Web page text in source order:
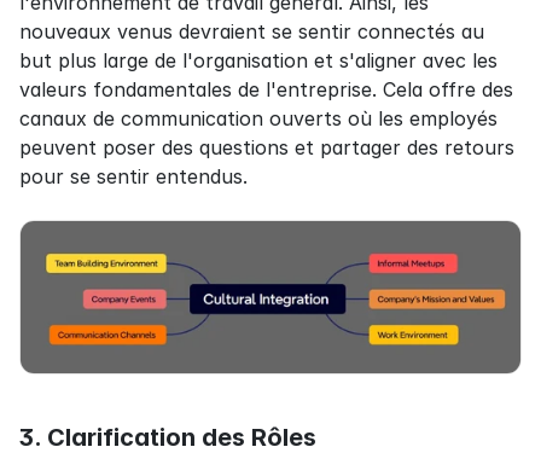
nouveaux venus devraient se sentir connectés au
but plus large de l'organisation et s'aligner avec les
valeurs fondamentales de l'entreprise. Cela offre des
canaux de communication ouverts où les employés
peuvent poser des questions et partager des retours
pour se sentir entendus.
3. Clarification des Rôles